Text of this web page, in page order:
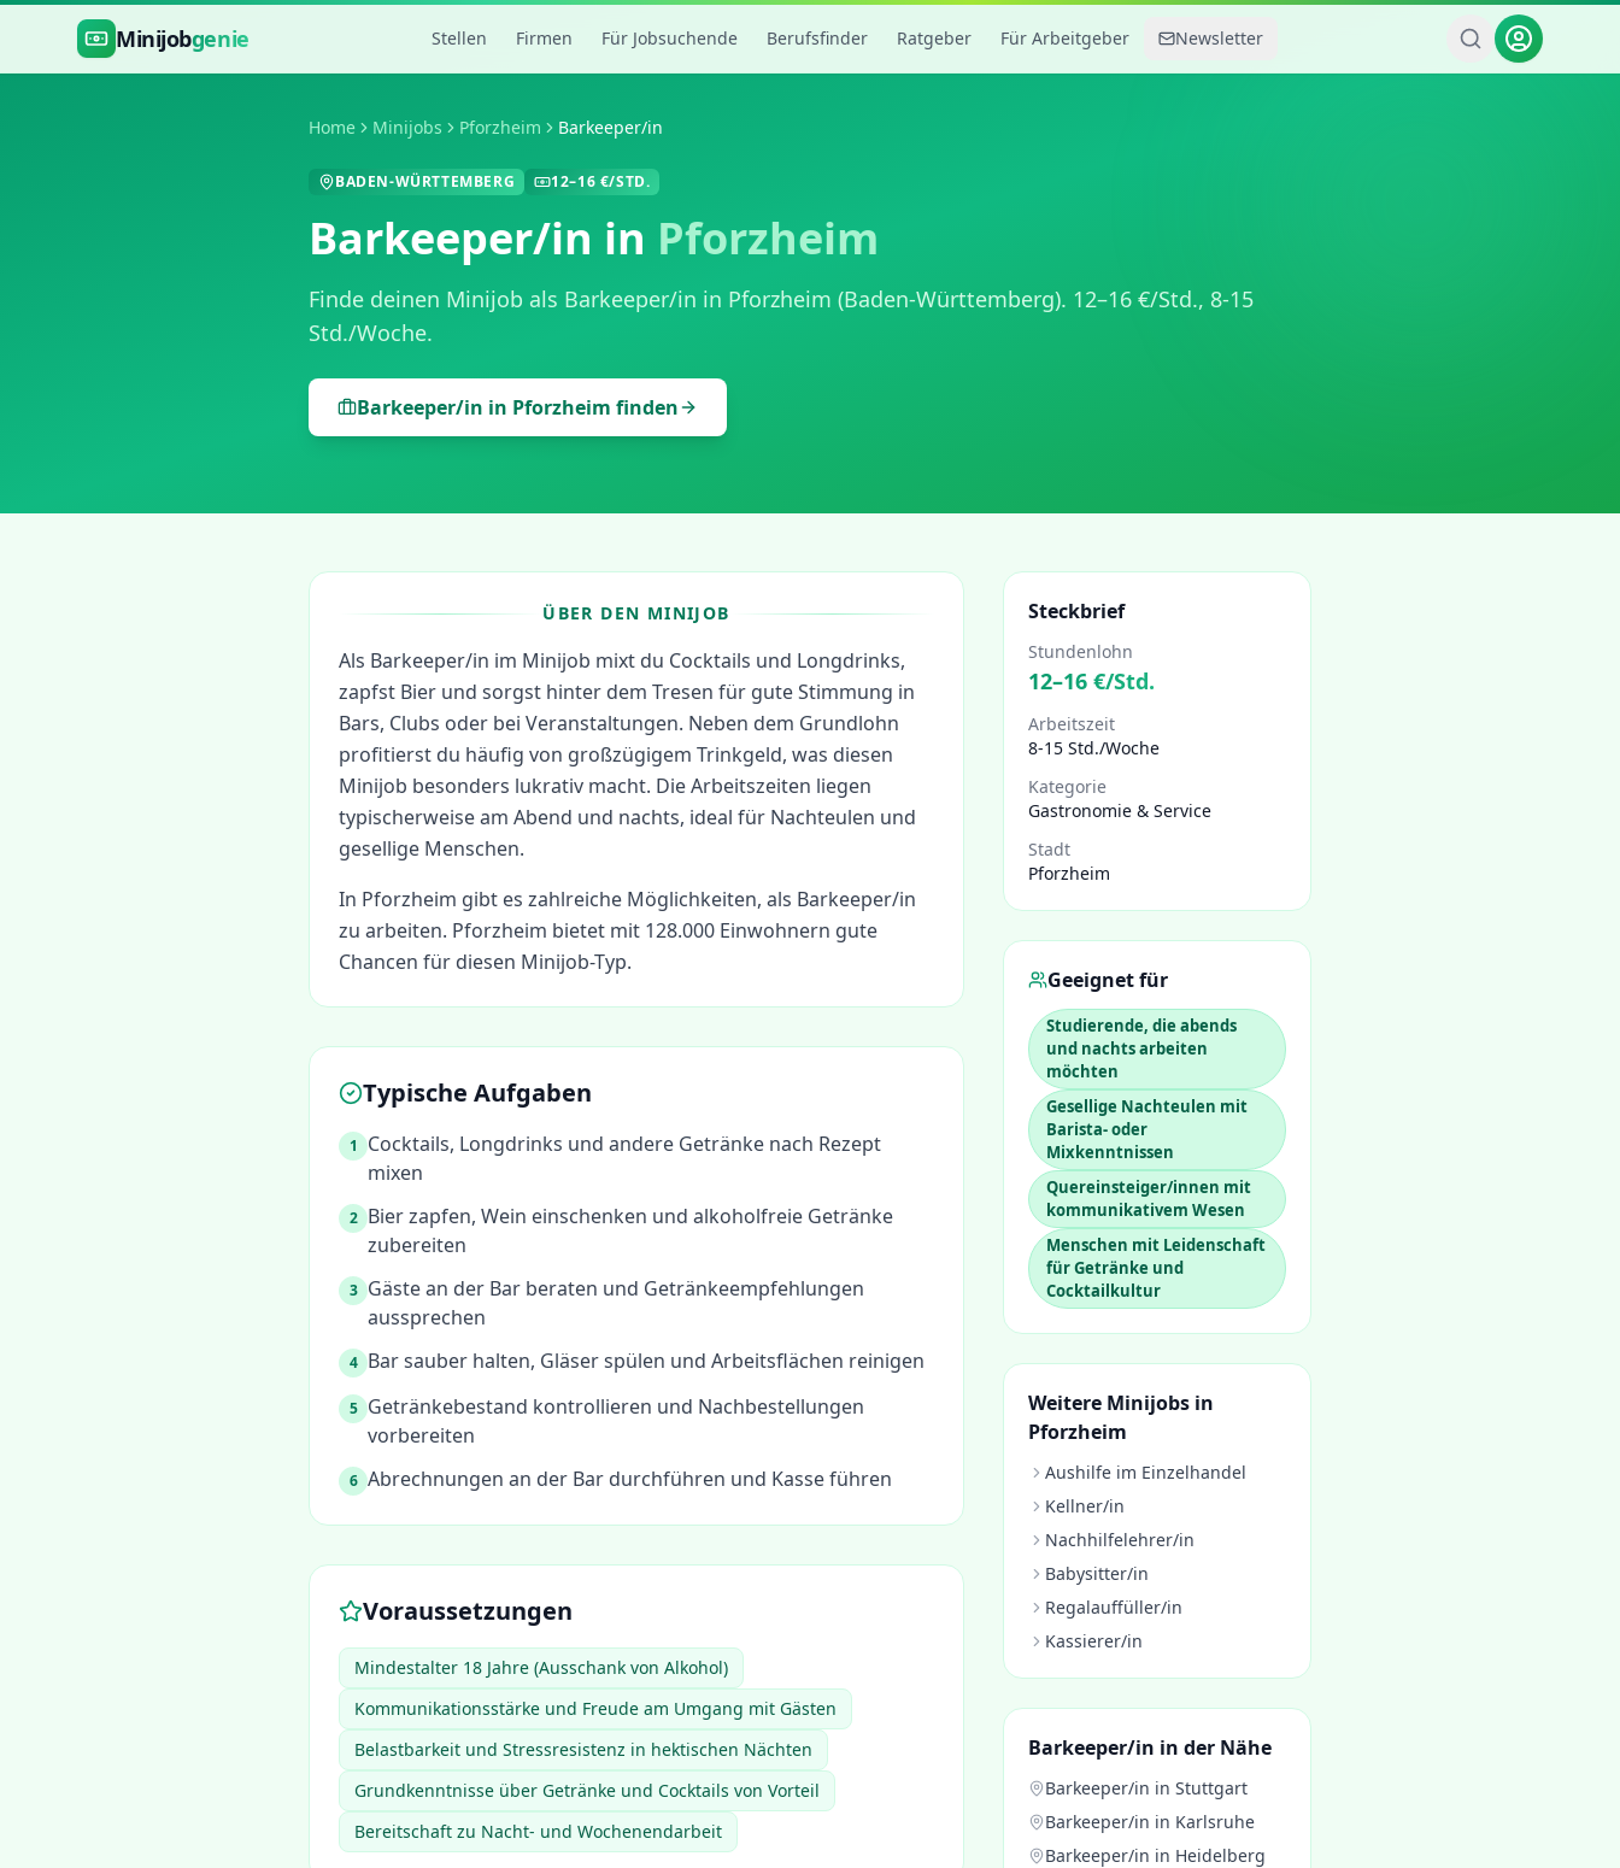
Zum Hauptinhalt springen
Minijobgenie Stellen Firmen Für Jobsuchende Berufsfinder Ratgeber Für Arbeitgeber Newsletter
Home Minijobs Pforzheim Barkeeper/in
BADEN-WÜRTTEMBERG 12–16 €/STD.
Barkeeper/in in Pforzheim
Finde deinen Minijob als Barkeeper/in in Pforzheim (Baden-Württemberg). 12–16 €/Std., 8-15
Std./Woche.
Barkeeper/in in Pforzheim finden
ÜBER DEN MINIJOB
Als Barkeeper/in im Minijob mixt du Cocktails und Longdrinks,
zapfst Bier und sorgst hinter dem Tresen für gute Stimmung in
Bars, Clubs oder bei Veranstaltungen. Neben dem Grundlohn
profitierst du häufig von großzügigem Trinkgeld, was diesen
Minijob besonders lukrativ macht. Die Arbeitszeiten liegen
typischerweise am Abend und nachts, ideal für Nachteulen und
gesellige Menschen.
In Pforzheim gibt es zahlreiche Möglichkeiten, als Barkeeper/in
zu arbeiten. Pforzheim bietet mit 128.000 Einwohnern gute
Chancen für diesen Minijob-Typ.
Typische Aufgaben
1
Cocktails, Longdrinks und andere Getränke nach Rezept
mixen
2 Bier zapfen, Wein einschenken und alkoholfreie Getränke
zubereiten
3 Gäste an der Bar beraten und Getränkeempfehlungen
aussprechen
4 Bar sauber halten, Gläser spülen und Arbeitsflächen reinigen
5 Getränkebestand kontrollieren und Nachbestellungen
vorbereiten
6 Abrechnungen an der Bar durchführen und Kasse führen
Voraussetzungen
Mindestalter 18 Jahre (Ausschank von Alkohol)
Kommunikationsstärke und Freude am Umgang mit Gästen
Belastbarkeit und Stressresistenz in hektischen Nächten
Grundkenntnisse über Getränke und Cocktails von Vorteil
Bereitschaft zu Nacht- und Wochenendarbeit
Steckbrief
Stundenlohn
12–16 €/Std.
Arbeitszeit
8-15 Std./Woche
Kategorie
Gastronomie & Service
Stadt
Pforzheim
Geeignet für
Studierende, die abends
und nachts arbeiten
möchten
Gesellige Nachteulen mit
Barista- oder
Mixkenntnissen
Quereinsteiger/innen mit
kommunikativem Wesen
Menschen mit Leidenschaft
für Getränke und
Cocktailkultur
Weitere Minijobs in
Pforzheim
Aushilfe im Einzelhandel
Kellner/in
Nachhilfelehrer/in
Babysitter/in
Regalauffüller/in
Kassierer/in
Barkeeper/in in der Nähe
Barkeeper/in in Stuttgart
Barkeeper/in in Karlsruhe
Barkeeper/in in Heidelberg